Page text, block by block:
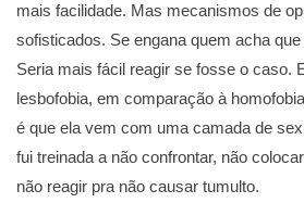
mais facilidade. Mas mecanismos de
sofisticados. Se engana quem acha
Seria mais fácil reagir se fosse o caso.
lesbofobia, em comparação à
é que ela vem com uma camada de
fui treinada a não confrontar, não
não reagir pra não causar tumulto.